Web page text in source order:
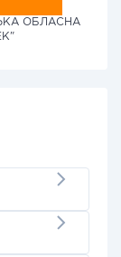
ОБЛАСНА